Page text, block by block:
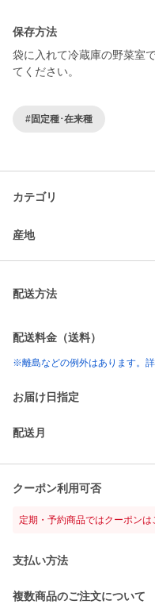
保存方法
袋に入れて冷蔵庫の野菜室
てください。
#固定種･在来種
カテゴリ
産地
配送方法
配送料金（送料）
※離島などの例外はあります。
お届け日指定
配送月
クーポン利用可否
定期・予約商品ではクーポン
支払い方法
複数商品のご注文について